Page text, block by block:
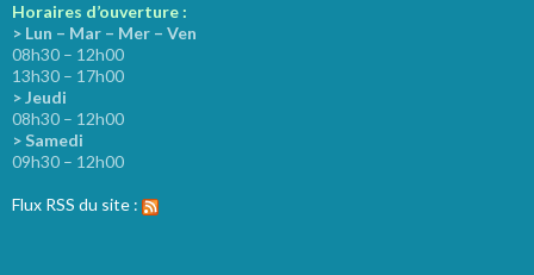
Horaires d’ouverture :
> Lun – Mar – Mer – Ven
08h30 – 12h00
13h30 – 17h00
> Jeudi
08h30 – 12h00
> Samedi
09h30 – 12h00
Flux RSS du site :